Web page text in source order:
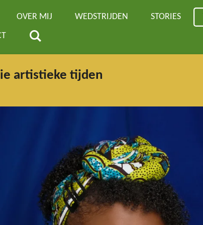
OVER MIJ WEDSTRIJDEN STORIES
artistieke tijden